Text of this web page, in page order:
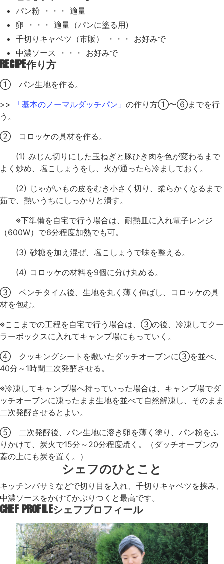
パン粉 ・・・ 適量
卵 ・・・ 適量（パンに塗る用)
千切りキャベツ（市販） ・・・ お好みで
中濃ソース ・・・ お好みで
RECIPE作り方
① パン生地を作る。
>> 「基本のノーマルダッチパン」 の作り方①〜⑥までを行
う。
② コロッケの具材を作る。
(1) みじん切りにした玉ねぎと豚ひき肉を色が変わるまで
よく炒め、塩こしょうをし、火が通ったら冷ましておく。
(2) じゃがいもの皮をむき小さく切り、柔らかくなるまで
茹で、熱いうちにしっかりと潰す。
※下準備を自宅で行う場合は、耐熱皿に入れ電子レンジ
（600W）で6分程度加熱でも可。
(3) 砂糖を加え混ぜ、塩こしょうで味を整える。
(4) コロッケの材料を9個に分け丸める。
③ ベンチタイム後、生地を丸く薄く伸ばし、コロッケの具
材を包む。
※ここまでの工程を自宅で行う場合は、③の後、冷凍してクー
ラーボックスに入れてキャンプ場にもっていく。
④ クッキングシートを敷いたダッチオーブンに③を並べ、
40分～1時間二次発酵させる。
※冷凍してキャンプ場へ持っていった場合は、キャンプ場でダ
ッチオーブンに凍ったまま生地を並べて自然解凍し、そのまま
二次発酵させるとよい。
⑤ 二次発酵後、パン生地に溶き卵を薄く塗り、パン粉をふ
りかけて、炭火で15分～20分程度焼く。（ダッチオーブンの
蓋の上にも炭を置く。）
シェフのひとこと
キッチンバサミなどで切り目を入れ、千切りキャベツを挟み、
中濃ソースをかけてかぶりつくと最高です。
CHEF PROFILEシェフプロフィール